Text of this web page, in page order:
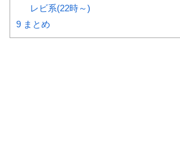
レビ系(22時～)
9 まとめ